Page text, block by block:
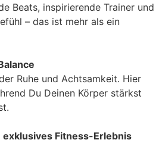
Beats, inspirierende Trainer und
– das ist mehr als ein
Ruhe und Achtsamkeit. Hier
Du Deinen Körper stärkst
exklusives Fitness-Erlebnis